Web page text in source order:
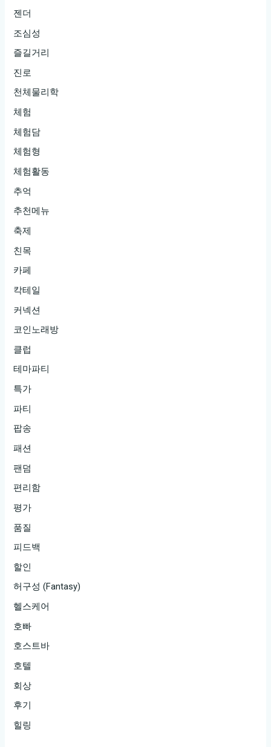
젠더
조심성
즐길거리
진로
천체물리학
체험
체험담
체험형
체험활동
추억
추천메뉴
축제
친목
카페
칵테일
커넥션
코인노래방
클럽
테마파티
특가
파티
팝송
패션
팬덤
편리함
평가
품질
피드백
할인
허구성 (Fantasy)
헬스케어
호빠
호스트바
호텔
회상
후기
힐링